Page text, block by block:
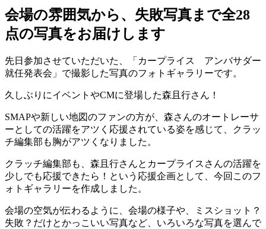
会場の雰囲気から、失敗写真まで全28
点の写真をお届けします
先日参加させていただいた、「カープライス アンバサダー
就任発表会」で撮影した写真のフォトギャラリーです。
久しぶりにイベントやCMに登場した森且行さん！
SMAPや新しい地図のファンの方が、森さんのオートレーサ
ーとしての活躍をアツく応援されている姿を感じて、クラッ
チ編集部も胸がアツくなりました。
クラッチ編集部も、森且行さんとカープライスさんの活躍を
少しでも応援できたら！という応援企画として、今回このフ
ォトギャラリーを作成しました。
会場の空気が伝わるように、会場の様子や、ミスショット？
失敗？だけとかっこいい写真など、いろいろな写真を選んで